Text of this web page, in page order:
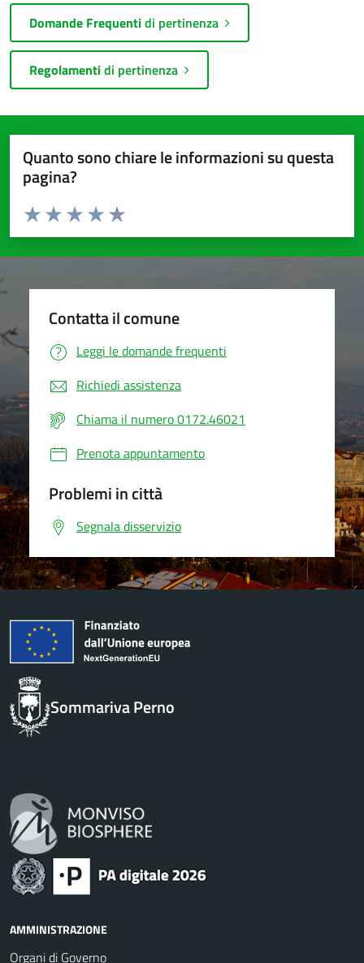
Domande Frequentidi pertinenza
Regolamentidi pertinenza
Quanto sono chiare le informazioni su questa
pagina?
Valuta da 1 a 5 stelle la pagina
Valuta 5 stelle su 5
Valuta 4 stelle su 5
Valuta 3 stelle su 5
Valuta 2 stelle su 5
Valuta 1 stelle su 5
Contatta il comune
Leggi le domande frequenti
Richiedi assistenza
Chiama il numero 0172.46021
Prenota appuntamento
Problemi in città
Segnala disservizio
Sommariva Perno
AMMINISTRAZIONE
Organi di Governo